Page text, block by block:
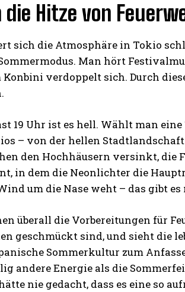
Hitze von
sich die Atmosphäre in Tokio
Man hört
verdoppelt sich. Durch
19 Uhr ist es hell. Wählt man
– von der hellen
den Hochhäusern versinkt, die
in dem die Neonlichter die
um die Nase weht – das gibt
überall die Vorbereitungen für
geschmückt sind, und sieht die
Sommerkultur zum
andere Energie als die
nie gedacht, dass es eine so